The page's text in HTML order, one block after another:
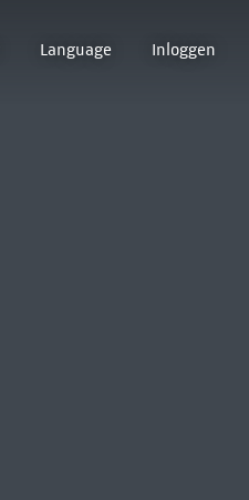
Language Inloggen